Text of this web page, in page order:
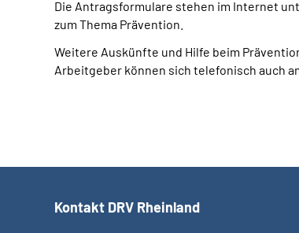
Die Antragsformulare stehen im Internet
zum Thema Prävention.
Weitere Auskünfte und Hilfe beim
Arbeitgeber können sich telefonisch auch
Kontakt DRV Rheinland